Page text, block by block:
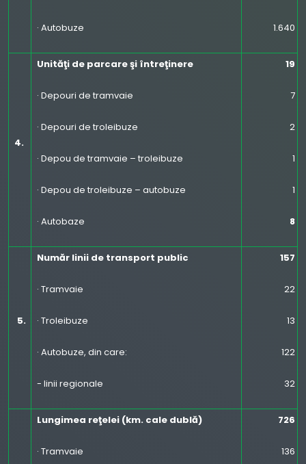
· Autobuze 1.640
4.
Unităţi de parcare şi întreţinere
· Depouri de tramvaie
· Depouri de troleibuze
· Depou de tramvaie – troleibuze
· Depou de troleibuze – autobuze
· Autobaze
19
7
2
1
1
8
5.
Număr linii de transport public
· Tramvaie
· Troleibuze
· Autobuze, din care:
- linii regionale
157
22
13
122
32
Lungimea reţelei (km. cale dublă)
· Tramvaie
726
136